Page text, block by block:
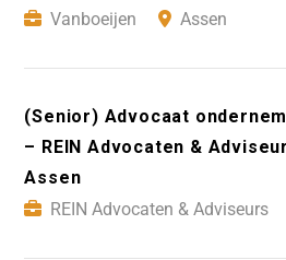
Vanboeijen
Assen
(Senior) Advocaat
– REIN Advocaten &
Assen
REIN Advocaten & Adviseurs